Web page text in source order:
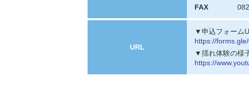
FAX
URL
▼申込フォーム
https://
▼揺れ体験の様
https://